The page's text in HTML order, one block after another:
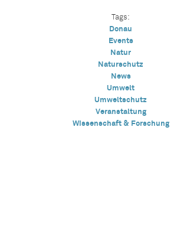
Tags:
Donau
Events
Natur
Naturschutz
News
Umwelt
Umweltschutz
Veranstaltung
Wissenschaft & Forschung